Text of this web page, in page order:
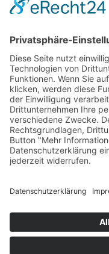
Veranstaltung von
Spezialitäten
Unsere leckere
Suchen Sie das
Rechtliches
Widerrufsbelehrung
Datenschutz
Impressum